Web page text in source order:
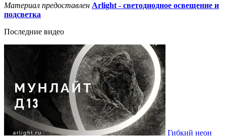
Материал предоставлен Arlight - светодиодное освещение и
подсветка
Последние видео
Гибкий неон